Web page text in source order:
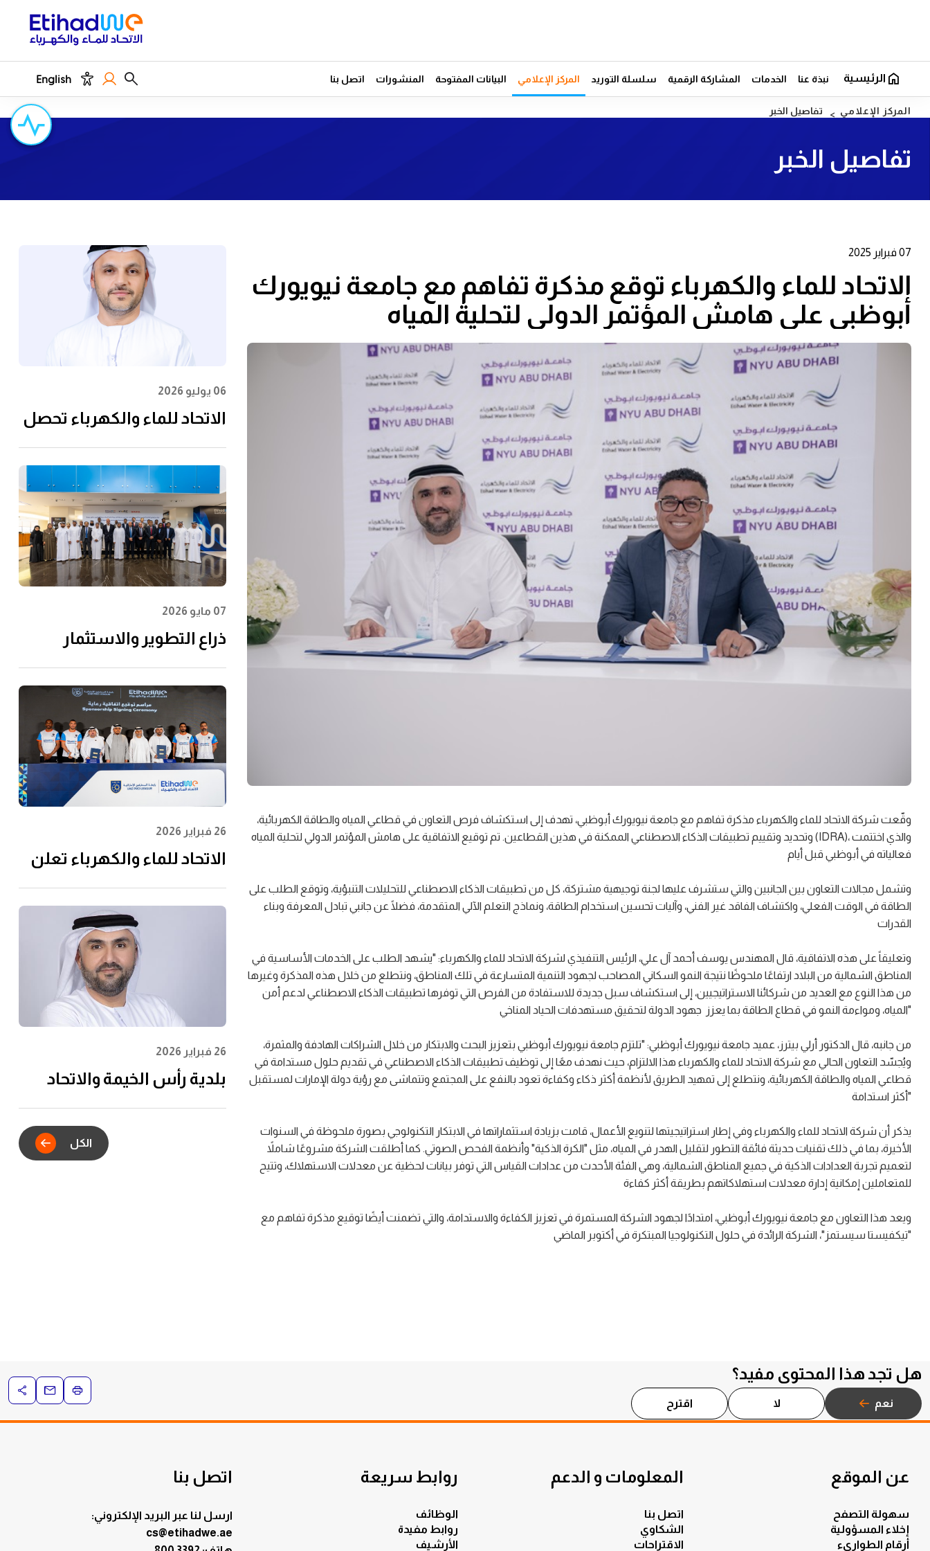
الرئيسية نبذة عنا الخدمات المشاركة الرقمية سلسلة التوريد المركز الإعلامي البيانات المفتوحة المنشورات اتصل بنا English
المركز الإعلامي تفاصيل الخبر
تفاصيل الخبر
07 فبراير 2025
الاتحاد للماء والكهرباء توقع مذكرة تفاهم مع جامعة نيويورك
أبوظبي على هامش المؤتمر الدولي لتحلية المياه
وقّعت شركة الاتحاد للماء والكهرباء مذكرة تفاهم مع جامعة نيويورك أبوظبي، تهدف إلى استكشاف فرص التعاون في قطاعي المياه والطاقة الكهربائية،
وتحديد وتقييم تطبيقات الذكاء الاصطناعي الممكنة في هذين القطاعين. تم توقيع الاتفاقية على هامش المؤتمر الدولي لتحلية المياه (IDRA)، والذي اختتمت
فعالياته في أبوظبي قبل أيام
وتشمل مجالات التعاون بين الجانبين والتي ستشرف عليها لجنة توجيهية مشتركة، كل من تطبيقات الذكاء الاصطناعي للتحليلات التنبؤية، وتوقع الطلب على
الطاقة في الوقت الفعلي، واكتشاف الفاقد غير الفني، وآليات تحسين استخدام الطاقة، ونماذج التعلم الآلي المتقدمة، فضلًا عن جانبي تبادل المعرفة وبناء
القدرات
وتعليقاً على هذه الاتفاقية، قال المهندس يوسف أحمد آل علي، الرئيس التنفيذي لشركة الاتحاد للماء والكهرباء: "يشهد الطلب على الخدمات الأساسية في
المناطق الشمالية من البلاد ارتفاعًا ملحوظًا نتيجة النمو السكاني المصاحب لجهود التنمية المتسارعة في تلك المناطق، ونتطلع من خلال هذه المذكرة وغيرها
من هذا النوع مع العديد من شركائنا الاستراتيجيين، إلى استكشاف سبل جديدة للاستفادة من الفرص التي توفرها تطبيقات الذكاء الاصطناعي لدعم أمن
المياه، ومواءمة النمو في قطاع الطاقة بما يعزز جهود الدولة لتحقيق مستهدفات الحياد المناخي"
من جانبه، قال الدكتور أرلي بيترز، عميد جامعة نيويورك أبوظبي: "تلتزم جامعة نيويورك أبوظبي بتعزيز البحث والابتكار من خلال الشراكات الهادفة والمثمرة،
ويُجسّد التعاون الحالي مع شركة الاتحاد للماء والكهرباء هذا الالتزام، حيث نهدف معًا إلى توظيف تطبيقات الذكاء الاصطناعي في تقديم حلول مستدامة في
قطاعي المياه والطاقة الكهربائية، ونتطلع إلى تمهيد الطريق لأنظمة أكثر ذكاء وكفاءة تعود بالنفع على المجتمع وتتماشى مع رؤية دولة الإمارات لمستقبل
أكثر استدامة"
يذكر أن شركة الاتحاد للماء والكهرباء وفي إطار استراتيجيتها لتنويع الأعمال، قامت بزيادة استثماراتها في الابتكار التكنولوجي بصورة ملحوظة في السنوات
الأخيرة، بما في ذلك تقنيات حديثة فائقة التطور لتقليل الهدر في المياه، مثل "الكرة الذكية" وأنظمة الفحص الصوتي. كما أطلقت الشركة مشروعًا شاملاً
لتعميم تجربة العدادات الذكية في جميع المناطق الشمالية، وهي الفئة الأحدث من عدادات القياس التي توفر بيانات لحظية عن معدلات الاستهلاك، وتتيح
للمتعاملين إمكانية إدارة معدلات استهلاكاتهم بطريقة أكثر كفاءة
ويعد هذا التعاون مع جامعة نيويورك أبوظبي، امتدادًا لجهود الشركة المستمرة في تعزيز الكفاءة والاستدامة، والتي تضمنت أيضًا توقيع مذكرة تفاهم مع
"تيكفيستا سيستمز"، الشركة الرائدة في حلول التكنولوجيا المبتكرة في أكتوبر الماضي
06 يوليو 2026
الاتحاد للماء والكهرباء تحصل
55001:2024 في إدارة الأصول
07 مايو 2026
ذراع التطوير والاستثمار
والكهرباء" توقِّع اتفاقية مع
إن إم دي سي إنفرا ولانتانيا
لتنفيذ مشروع محطة الفجيرة
للتحلية سعة 60 مليون جالون
يوميًا
26 فبراير 2026
الاتحاد للماء والكهرباء تعلن
الإماراتية لتعزيز مشاركة
الشباب وتعظيم الأثر
26 فبراير 2026
بلدية رأس الخيمة والاتحاد
الشراكة الاستراتيجية للتكامل
الرقمي في خدمات عقود
الكل
هل تجد هذا المحتوى مفيد؟
نعم لا اقترح
عن الموقع
سهولة التصفح
إخلاء المسؤولية
أرقام الطوارىء
المعلومات و الدعم
اتصل بنا
الشكاوي
الاقتراحات
روابط سريعة
الوظائف
روابط مفيدة
الأرشيف
اتصل بنا
ارسل لنا عبر البريد الإلكتروني:
cs@etihadwe.ae